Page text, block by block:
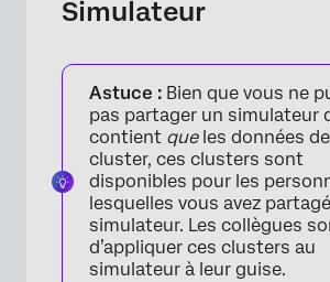
Simulateur
Astuce : Bien que vous ne
pas partager un simulateur
contient queles données
cluster, ces clusters sont
disponibles pour les
lesquelles vous avez
simulateur. Les collègues
d’appliquer ces clusters au
simulateur à leur guise.